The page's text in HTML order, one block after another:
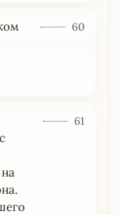
60
61